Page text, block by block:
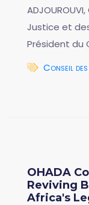
Justice et
Président du
Conseil
OHADA
Reviving
Africa's